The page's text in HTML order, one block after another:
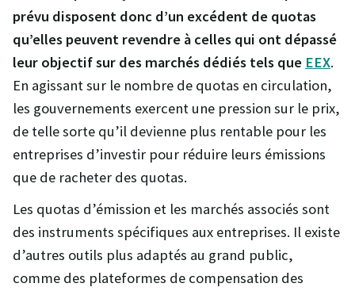
prévu disposent donc d’un excédent de quotas
qu’elles peuvent revendre à celles qui ont dépassé
leur objectif sur des marchés dédiés tels que EEX.
En agissant sur le nombre de quotas en circulation,
les gouvernements exercent une pression sur le prix,
de telle sorte qu’il devienne plus rentable pour les
entreprises d’investir pour réduire leurs émissions
que de racheter des quotas.
Les quotas d’émission et les marchés associés sont
des instruments spécifiques aux entreprises. Il existe
d’autres outils plus adaptés au grand public,
comme des plateformes de compensation des